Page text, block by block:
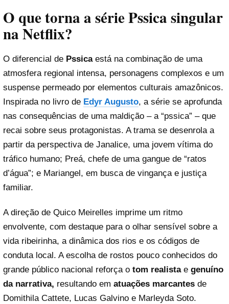
O que torna a série Pssica singular
na Netflix?
O diferencial de Pssicaestá na combinação de uma
atmosfera regional intensa, personagens complexos e um
suspense permeado por elementos culturais amazônicos.
Inspirada no livro de Edyr Augusto, a série se aprofunda
nas consequências de uma maldição – a “pssica” – que
recai sobre seus protagonistas. A trama se desenrola a
partir da perspectiva de Janalice, uma jovem vítima do
tráfico humano; Preá, chefe de uma gangue de “ratos
d’água”; e Mariangel, em busca de vingança e justiça
familiar.
A direção de Quico Meirelles imprime um ritmo
envolvente, com destaque para o olhar sensível sobre a
vida ribeirinha, a dinâmica dos rios e os códigos de
conduta local. A escolha de rostos pouco conhecidos do
grande público nacional reforça o tom realistae genuíno
da narrativa, resultando em atuações marcantes de
Domithila Cattete, Lucas Galvino e Marleyda Soto.